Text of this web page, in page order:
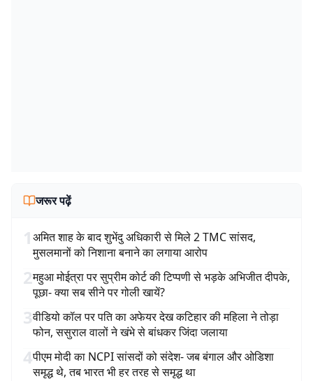
जरूर पढ़ें
1अमित शाह के बाद शुभेंदु अधिकारी से मिले 2 TMC सांसद,
मुसलमानों को निशाना बनाने का लगाया आरोप
2महुआ मोईत्रा पर सुप्रीम कोर्ट की टिप्पणी से भड़के अभिजीत दीपके,
पूछा- क्या सब सीने पर गोली खायें?
3वीडियो कॉल पर पति का अफेयर देख कटिहार की महिला ने तोड़ा
फोन, ससुराल वालों ने खंभे से बांधकर जिंदा जलाया
4पीएम मोदी का NCPI सांसदों को संदेश- जब बंगाल और ओडिशा
समृद्ध थे, तब भारत भी हर तरह से समृद्ध था